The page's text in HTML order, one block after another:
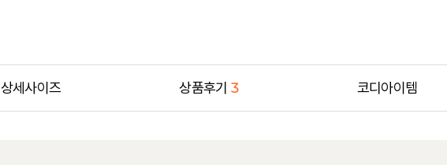
상세사이즈 상품후기3 코디아이템